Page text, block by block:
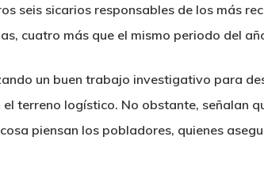
seis sicarios responsables de los más
cuatro más que el mismo periodo del
un buen trabajo investigativo para
terreno logístico. No obstante, señalan
piensan los pobladores, quienes